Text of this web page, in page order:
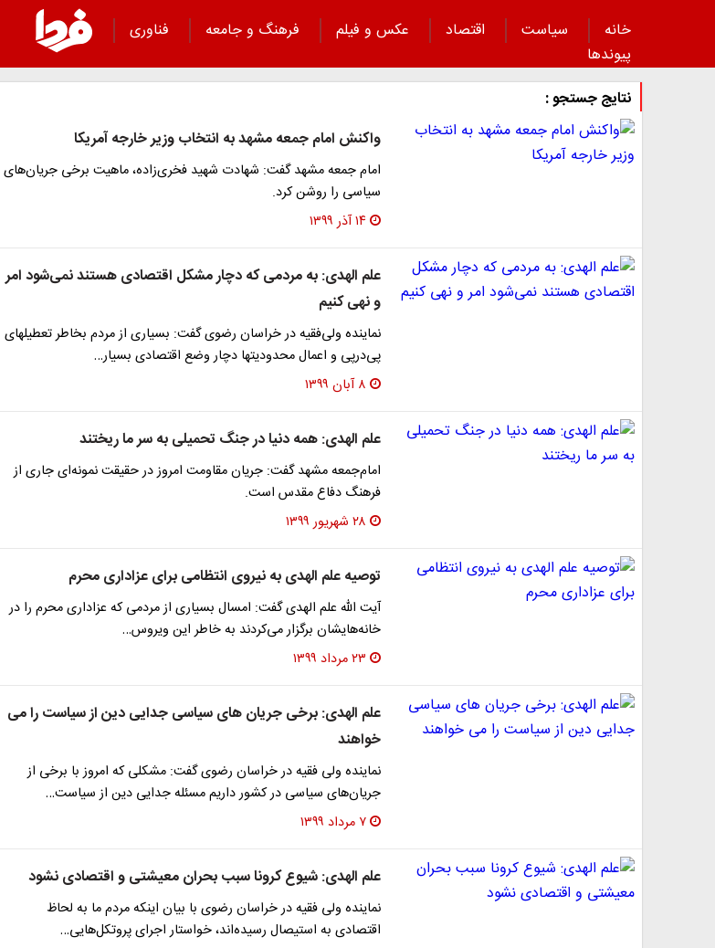
خانه سیاست اقتصاد عکس و فیلم فرهنگ و جامعه
فناوری
پیوند‌ها
نتایج جستجو :
واکنش امام جمعه مشهد به انتخاب وزیر خارجه آمریکا
امام جمعه مشهد گفت: شهادت شهید فخری‌زاده، ماهیت برخی جریان‌های
سیاسی را روشن کرد.
۱۴ آذر ۱۳۹۹
علم الهدی: به مردمی که دچار مشکل اقتصادی هستند نمی‌شود امر
و نهی کنیم
نماینده ولی‌فقیه در خراسان رضوی گفت: بسیاری از مردم بخاطر تعطیلهای‌
پی‌درپی و اعمال محدودیتها دچار وضع اقتصادی بسیار…
۸ آبان ۱۳۹۹
علم الهدی: همه دنیا در جنگ تحمیلی به سر ما ریختند
امام‌جمعه مشهد گفت: جریان مقاومت امروز در حقیقت نمونه‌ای جاری از
فرهنگ دفاع مقدس است.
۲۸ شهریور ۱۳۹۹
توصیه علم الهدی به نیروی انتظامی برای عزاداری محرم
آیت الله علم الهدی گفت: امسال بسیاری از مردمی که عزاداری محرم را در
خانه‌هایشان برگزار می‌کردند به خاطر این ویروس…
۲۳ مرداد ۱۳۹۹
علم الهدی: برخی جریان های سیاسی جدایی دین از سیاست را می
خواهند
نماینده ولی فقیه در خراسان رضوی گفت: مشکلی که امروز با برخی از
جریان‌های سیاسی در کشور داریم مسئله جدایی دین از سیاست…
۷ مرداد ۱۳۹۹
علم الهدی: شیوع کرونا سبب بحران معیشتی و اقتصادی نشود
نماینده ولی فقیه در خراسان رضوی با بیان اینکه مردم ما به لحاظ
اقتصادی به استیصال رسیده‌اند، خواستار اجرای پروتکل‌هایی…